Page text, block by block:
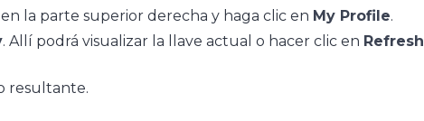
la parte superior derecha y haga clic en My Profile.
. Allí podrá visualizar la llave actual o hacer clic en Refresh
resultante.